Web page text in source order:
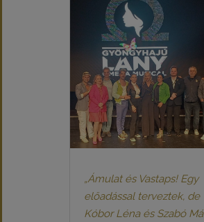
„Ámulat és Vastaps! Egy
előadással terveztek, de
Kóbor Léna és Szabó